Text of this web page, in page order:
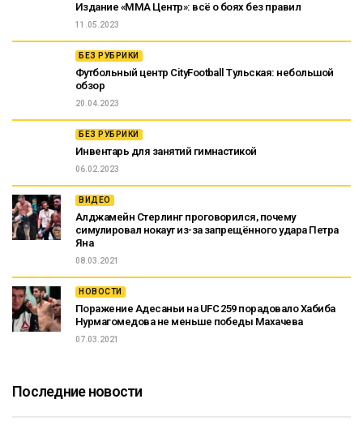
Издание «ММА Центр»: всё о боях без правил
11.05.2023
БЕЗ РУБРИКИ
Футбольный центр CityFootball Тульская: небольшой
обзор
20.04.2023
БЕЗ РУБРИКИ
Инвентарь для занятий гимнастикой
06.02.2023
ВИДЕО
Алджамейн Стерлинг проговорился, почему
симулировал нокаут из-за запрещённого удара Петра
Яна
08.03.2021
НОВОСТИ
Поражение Адесаньи на UFC 259 порадовало Хабиба
Нурмагомедова не меньше победы Махачева
07.03.2021
Последние новости